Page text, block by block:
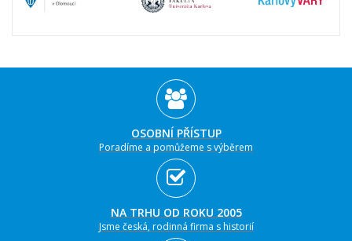
OSOBNÍ PŘÍSTUP
Poradíme a pomůžeme s výběrem
NA TRHU OD ROKU 2005
Jsme česká, rodinná firma s historií